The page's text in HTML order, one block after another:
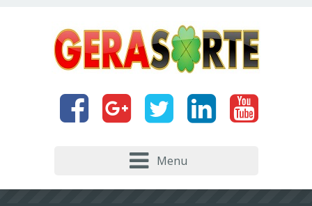
Menu